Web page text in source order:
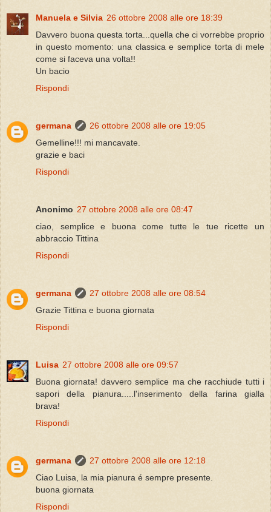
Manuela e Silvia 26 ottobre 2008 alle ore 18:39
Davvero buona questa torta...quella che ci vorrebbe proprio
in questo momento: una classica e semplice torta di mele
come si faceva una volta!!
Un bacio
Rispondi
germana
26 ottobre 2008 alle ore 19:05
Gemelline!!! mi mancavate.
grazie e baci
Rispondi
Anonimo 27 ottobre 2008 alle ore 08:47
ciao, semplice e buona come tutte le tue ricette un
abbraccio Tittina
Rispondi
germana
27 ottobre 2008 alle ore 08:54
Grazie Tittina e buona giornata
Rispondi
Luisa 27 ottobre 2008 alle ore 09:57
Buona giornata! davvero semplice ma che racchiude tutti i
sapori della pianura.....l'inserimento della farina gialla
brava!
Rispondi
germana
27 ottobre 2008 alle ore 12:18
Ciao Luisa, la mia pianura é sempre presente.
buona giornata
Rispondi